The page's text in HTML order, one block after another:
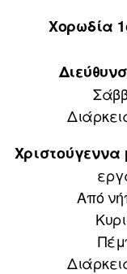
Χορωδία
Χριστούγεννα
Από